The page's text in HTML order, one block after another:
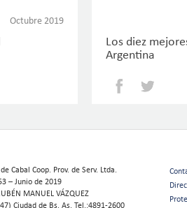
Octubre 2019
Los diez
Argentina
Cabal Coop. Prov. de Serv. Ltda.
– Junio de 2019
MANUEL VÁZQUEZ
Ciudad de Bs. As. Tel.:4891-2600